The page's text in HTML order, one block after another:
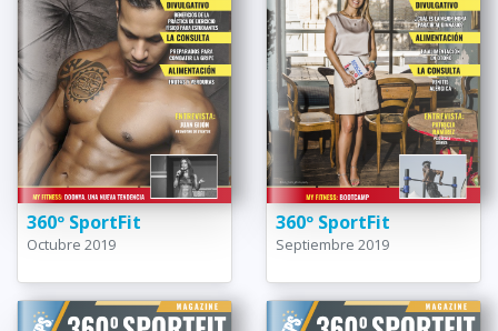
360º SportFit
Octubre 2019
360º SportFit
Septiembre 2019